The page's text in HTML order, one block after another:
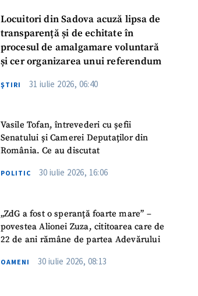
Locuitori din Sadova acuză lipsa de
transparență și de echitate în
procesul de amalgamare voluntară
și cer organizarea unui referendum
ŞTIRI 31 iulie 2026, 06:40
Vasile Tofan, întrevederi cu șefii
Senatului și Camerei Deputaților din
România. Ce au discutat
POLITIC 30 iulie 2026, 16:06
„ZdG a fost o speranță foarte mare” –
povestea Alionei Zuza, cititoarea care de
22 de ani rămâne de partea Adevărului
OAMENI 30 iulie 2026, 08:13